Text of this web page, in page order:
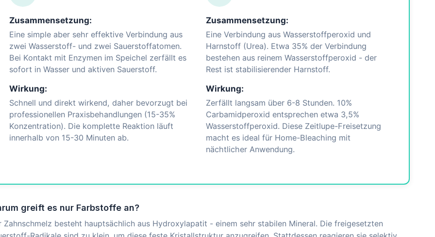
Zusammensetzung:
Eine simple aber sehr effektive Verbindung aus
zwei Wasserstoff- und zwei Sauerstoffatomen.
Bei Kontakt mit Enzymen im Speichel zerfällt es
sofort in Wasser und aktiven Sauerstoff.
Wirkung:
Schnell und direkt wirkend, daher bevorzugt bei
professionellen Praxisbehandlungen (15-35%
Konzentration). Die komplette Reaktion läuft
innerhalb von 15-30 Minuten ab.
Zusammensetzung:
Eine Verbindung aus Wasserstoffperoxid und
Harnstoff (Urea). Etwa 35% der Verbindung
bestehen aus reinem Wasserstoffperoxid - der
Rest ist stabilisierender Harnstoff.
Wirkung:
Zerfällt langsam über 6-8 Stunden. 10%
Carbamidperoxid entsprechen etwa 3,5%
Wasserstoffperoxid. Diese Zeitlupe-Freisetzung
macht es ideal für Home-Bleaching mit
nächtlicher Anwendung.
greift es nur Farbstoffe an?
Zahnschmelz besteht hauptsächlich aus Hydroxylapatit - einem sehr stabilen Mineral. Die freigesetzten